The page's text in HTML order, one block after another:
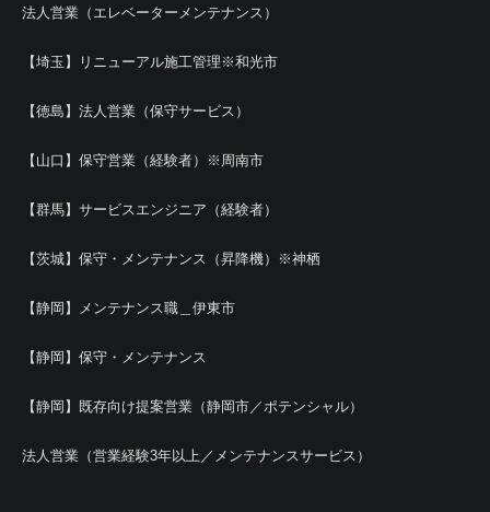
法人営業（エレベーターメンテナンス）
【埼玉】リニューアル施工管理※和光市
【徳島】法人営業（保守サービス）
【山口】保守営業（経験者）※周南市
【群馬】サービスエンジニア（経験者）
【茨城】保守・メンテナンス（昇降機）※神栖
【静岡】メンテナンス職＿伊東市
【静岡】保守・メンテナンス
【静岡】既存向け提案営業（静岡市／ポテンシャル）
法人営業（営業経験3年以上／メンテナンスサービス）